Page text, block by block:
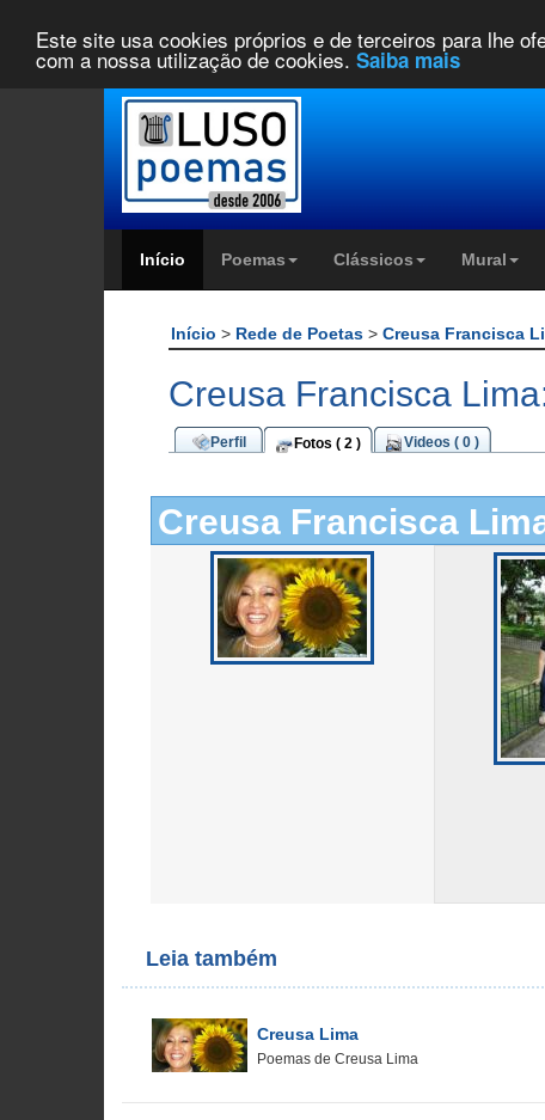
Este site usa cookies próprios e de terceiros para lhe
com a nossa utilização de cookies. Saiba mais
Início Poemas Clássicos Mural
Início > Rede de Poetas > Creusa Francisca
Creusa Francisca
Perfil Fotos ( 2 ) Videos ( 0 )
Creusa Francisca
Leia também
Creusa Lima
Poemas de Creusa Lima